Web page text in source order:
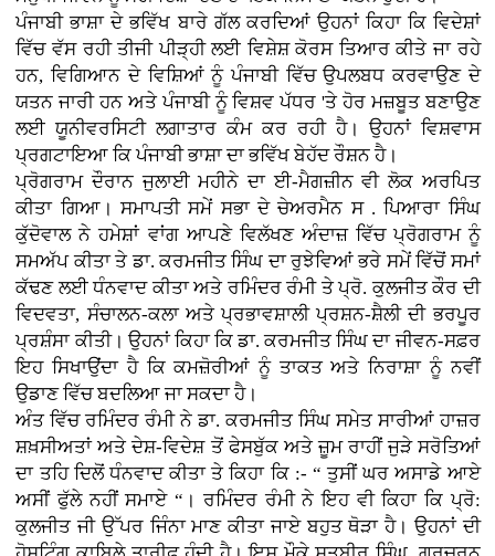
ਪੰਜਾਬੀ ਭਾਸ਼ਾ ਦੇ ਭਵਿੱਖ ਬਾਰੇ ਗੱਲ ਕਰਦਿਆਂ ਉਹਨਾਂ ਕਿਹਾ ਕਿ ਵਿਦੇਸ਼ਾਂ
ਵਿੱਚ ਵੱਸ ਰਹੀ ਤੀਜੀ ਪੀੜ੍ਹੀ ਲਈ ਵਿਸ਼ੇਸ਼ ਕੋਰਸ ਤਿਆਰ ਕੀਤੇ ਜਾ ਰਹੇ
ਹਨ, ਵਿਗਿਆਨ ਦੇ ਵਿਸ਼ਿਆਂ ਨੂੰ ਪੰਜਾਬੀ ਵਿੱਚ ਉਪਲਬਧ ਕਰਵਾਉਣ ਦੇ
ਯਤਨ ਜਾਰੀ ਹਨ ਅਤੇ ਪੰਜਾਬੀ ਨੂੰ ਵਿਸ਼ਵ ਪੱਧਰ 'ਤੇ ਹੋਰ ਮਜ਼ਬੂਤ ਬਣਾਉਣ
ਲਈ ਯੂਨੀਵਰਸਿਟੀ ਲਗਾਤਾਰ ਕੰਮ ਕਰ ਰਹੀ ਹੈ। ਉਹਨਾਂ ਵਿਸ਼ਵਾਸ
ਪ੍ਰਗਟਾਇਆ ਕਿ ਪੰਜਾਬੀ ਭਾਸ਼ਾ ਦਾ ਭਵਿੱਖ ਬੇਹੱਦ ਰੌਸ਼ਨ ਹੈ।
ਪ੍ਰੋਗਰਾਮ ਦੌਰਾਨ ਜੁਲਾਈ ਮਹੀਨੇ ਦਾ ਈ-ਮੈਗਜ਼ੀਨ ਵੀ ਲੋਕ ਅਰਪਿਤ
ਕੀਤਾ ਗਿਆ। ਸਮਾਪਤੀ ਸਮੇਂ ਸਭਾ ਦੇ ਚੇਅਰਮੈਨ ਸ . ਪਿਆਰਾ ਸਿੰਘ
ਕੁੱਦੋਵਾਲ ਨੇ ਹਮੇਸ਼ਾਂ ਵਾਂਗ ਆਪਣੇ ਵਿਲੱਖਣ ਅੰਦਾਜ਼ ਵਿੱਚ ਪ੍ਰੋਗਰਾਮ ਨੂੰ
ਸਮਅੱਪ ਕੀਤਾ ਤੇ ਡਾ. ਕਰਮਜੀਤ ਸਿੰਘ ਦਾ ਰੁਝੇਵਿਆਂ ਭਰੇ ਸਮੇਂ ਵਿੱਚੋਂ ਸਮਾਂ
ਕੱਢਣ ਲਈ ਧੰਨਵਾਦ ਕੀਤਾ ਅਤੇ ਰਮਿੰਦਰ ਰੰਮੀ ਤੇ ਪ੍ਰੋ. ਕੁਲਜੀਤ ਕੌਰ ਦੀ
ਵਿਦਵਤਾ, ਸੰਚਾਲਨ-ਕਲਾ ਅਤੇ ਪ੍ਰਭਾਵਸ਼ਾਲੀ ਪ੍ਰਸ਼ਨ-ਸ਼ੈਲੀ ਦੀ ਭਰਪੂਰ
ਪ੍ਰਸ਼ੰਸਾ ਕੀਤੀ। ਉਹਨਾਂ ਕਿਹਾ ਕਿ ਡਾ. ਕਰਮਜੀਤ ਸਿੰਘ ਦਾ ਜੀਵਨ-ਸਫ਼ਰ
ਇਹ ਸਿਖਾਉਂਦਾ ਹੈ ਕਿ ਕਮਜ਼ੋਰੀਆਂ ਨੂੰ ਤਾਕਤ ਅਤੇ ਨਿਰਾਸ਼ਾ ਨੂੰ ਨਵੀਂ
ਉਡਾਣ ਵਿੱਚ ਬਦਲਿਆ ਜਾ ਸਕਦਾ ਹੈ।
ਅੰਤ ਵਿੱਚ ਰਮਿੰਦਰ ਰੰਮੀ ਨੇ ਡਾ. ਕਰਮਜੀਤ ਸਿੰਘ ਸਮੇਤ ਸਾਰੀਆਂ ਹਾਜ਼ਰ
ਸ਼ਖ਼ਸੀਅਤਾਂ ਅਤੇ ਦੇਸ਼-ਵਿਦੇਸ਼ ਤੋਂ ਫੇਸਬੁੱਕ ਅਤੇ ਜ਼ੂਮ ਰਾਹੀਂ ਜੁੜੇ ਸਰੋਤਿਆਂ
ਦਾ ਤਹਿ ਦਿਲੋਂ ਧੰਨਵਾਦ ਕੀਤਾ ਤੇ ਕਿਹਾ ਕਿ :- “ ਤੁਸੀਂ ਘਰ ਅਸਾਡੇ ਆਏ
ਅਸੀਂ ਫੁੱਲੇ ਨਹੀਂ ਸਮਾਏ “। ਰਮਿੰਦਰ ਰੰਮੀ ਨੇ ਇਹ ਵੀ ਕਿਹਾ ਕਿ ਪ੍ਰੋ:
ਕੁਲਜੀਤ ਜੀ ਉੱਪਰ ਜਿੰਨਾ ਮਾਣ ਕੀਤਾ ਜਾਏ ਬਹੁਤ ਥੋੜਾ ਹੈ। ਉਹਨਾਂ ਦੀ